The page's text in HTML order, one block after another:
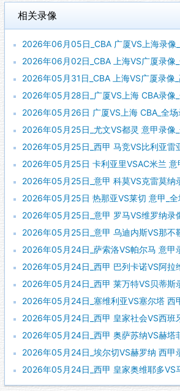
相关录像
2026年06月05日_CBA 广厦VS上海录像_全
2026年06月02日_CBA 上海VS广厦录像_全
2026年05月31日_CBA 上海VS广厦录像_高
2026年05月28日_广厦VS上海 CBA录像_全
2026年05月26日 广厦VS上海 CBA_全场
2026年05月25日_尤文VS都灵 意甲录像_全
2026年05月25日_西甲 马竞VS比利亚雷亚尔录像
2026年05月25日 卡利亚里VSAC米兰 意甲_全
2026年05月25日_意甲 科莫VS克雷莫纳录像_
2026年05月25日 热那亚VS莱切 意甲_全
2026年05月25日_意甲 罗马VS维罗纳录像_
2026年05月25日_意甲 乌迪内斯VS那不勒斯录像
2026年05月24日_萨索洛VS帕尔马 意甲录像_
2026年05月24日_西甲 巴列卡诺VS阿拉维斯录像
2026年05月24日_西甲 莱万特VS贝蒂斯录像_
2026年05月24日_塞维利亚VS塞尔塔 西甲录像_
2026年05月24日_西甲 皇家社会VS西班牙人录像
2026年05月24日_西甲 奥萨苏纳VS赫塔菲录像_
2026年05月24日_埃尔切VS赫罗纳 西甲录像_
2026年05月24日_西甲 皇家奥维耶多VS马略卡录像